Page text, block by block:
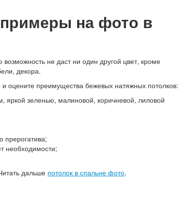
на фото в
не даст ни один другой цвет, кроме
декора.
оцените преимущества бежевых натяжных потолков:
яркой зеленью, малиновой, коричневой, лиловой
прерогатива;
необходимости;
дальше потолок в спальне фото.